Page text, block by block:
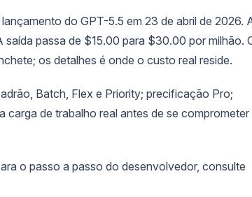
do GPT-5.5 em 23 de abril de 2026.
passa de $15.00 para $30.00 por milhão.
os detalhes é onde o custo real reside.
Batch, Flex e Priority; precificação Pro;
de trabalho real antes de se comprometer
o passo a passo do desenvolvedor, consulte